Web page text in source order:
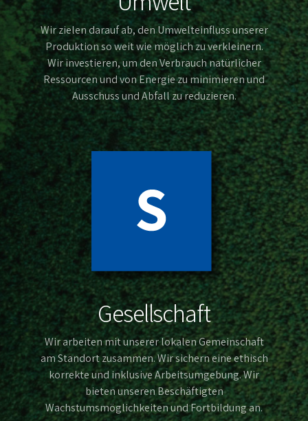
Wir zielen darauf ab, den Umwelteinfluss unserer
Produktion so weit wie möglich zu verkleinern.
Wir investieren, um den Verbrauch natürlicher
Ressourcen und von Energie zu minimieren und
Ausschuss und Abfall zu reduzieren.
Gesellschaft
Wir arbeiten mit unserer lokalen Gemeinschaft
am Standort zusammen. Wir sichern eine ethisch
korrekte und inklusive Arbeitsumgebung. Wir
bieten unseren Beschäftigten
Wachstumsmöglichkeiten und Fortbildung an.